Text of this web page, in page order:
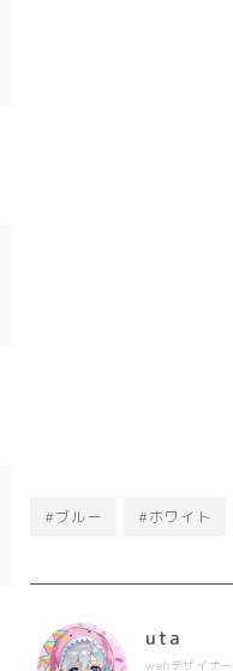
#ブルー #ホワイト
uta
webデザイナー